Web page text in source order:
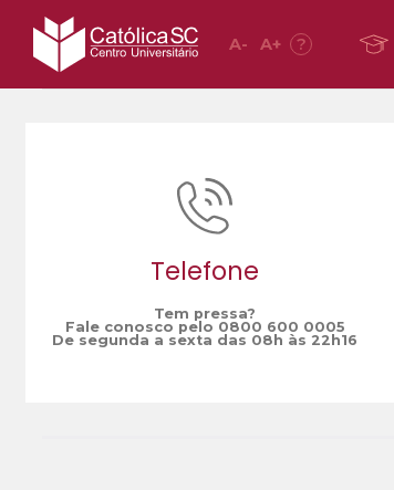
A- A+ ?
Home conteúdo
Telefone
Tem pressa?
Fale conosco pelo 0800 600 0005
De segunda a sexta das 08h às 22h16